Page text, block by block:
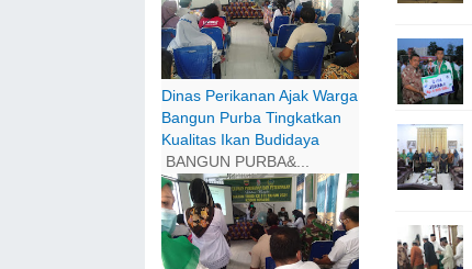
Dinas Perikanan Ajak Warga
Bangun Purba Tingkatkan
Kualitas Ikan Budidaya
BANGUN PURBA&...